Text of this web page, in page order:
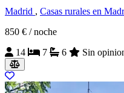
Madrid , Casas rurales en
850 € / noche
14
7 6 Sin